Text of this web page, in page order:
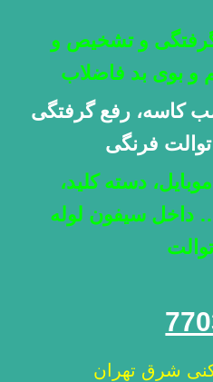
گرفتگی و تشخیص و
و بوی بد فاضلاب
کاسه، رفع گرفتگی
فرنگی
دسته کلید،
داخل سیفون لوله
شرق تهران